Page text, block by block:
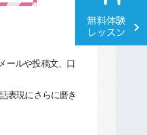
ールや投稿文、口
表現にさらに磨き